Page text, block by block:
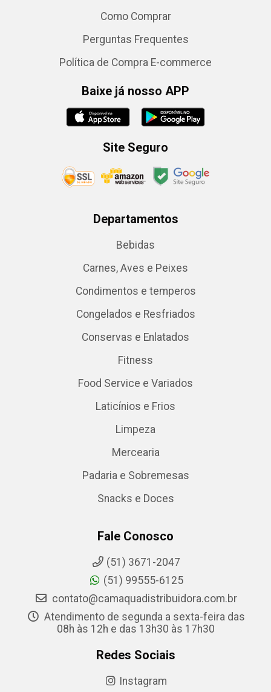
Como Comprar
Perguntas Frequentes
Política de Compra E-commerce
Baixe já nosso APP
Site Seguro
Departamentos
Bebidas
Carnes, Aves e Peixes
Condimentos e temperos
Congelados e Resfriados
Conservas e Enlatados
Fitness
Food Service e Variados
Laticínios e Frios
Limpeza
Mercearia
Padaria e Sobremesas
Snacks e Doces
Fale Conosco
(51) 3671-2047
(51) 99555-6125
contato@camaquadistribuidora.com.br
Atendimento de segunda a sexta-feira das
08h às 12h e das 13h30 às 17h30
Redes Sociais
Instagram